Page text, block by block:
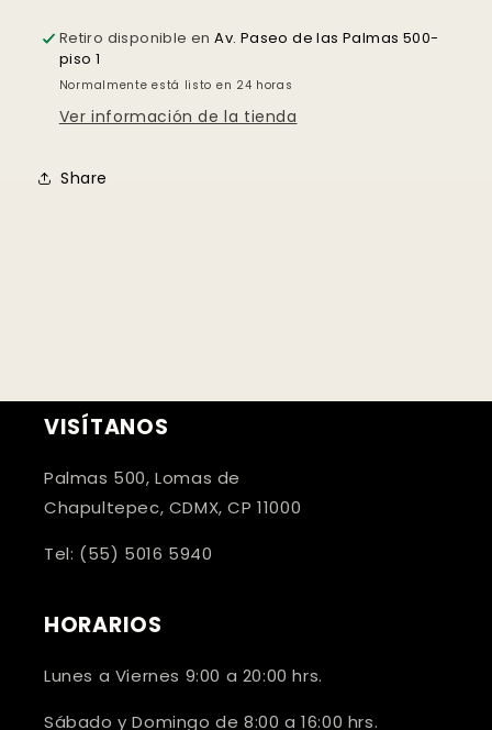
Retiro disponible enAv. Paseo de las Palmas 500-
piso 1
Normalmente está listo en 24 horas
Ver información de la tienda
Share
VISÍTANOS
Palmas 500, Lomas de
Chapultepec, CDMX, CP 11000
Tel: (55) 5016 5940
HORARIOS
Lunes a Viernes 9:00 a 20:00 hrs.
Sábado y Domingo de 8:00 a 16:00 hrs.